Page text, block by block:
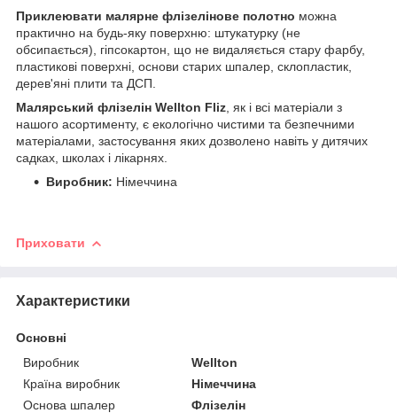
Приклеювати малярне флізелінове полотно можна
практично на будь-яку поверхню: штукатурку (не
обсипається), гіпсокартон, що не видаляється стару фарбу,
пластикові поверхні, основи старих шпалер, склопластик,
дерев'яні плити та ДСП.
Малярський флізелін Wellton Fliz , як і всі матеріали з
нашого асортименту, є екологічно чистими та безпечними
матеріалами, застосування яких дозволено навіть у дитячих
садках, школах і лікарнях.
Виробник: Німеччина
Приховати
Характеристики
Основні
Виробник
Wellton
Країна виробник
Німеччина
Основа шпалер
Флізелін